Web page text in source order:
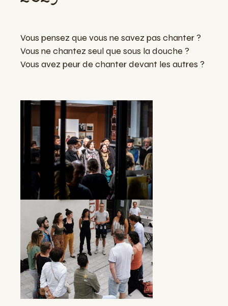
Vous pensez que vous ne savez pas chanter ?
Vous ne chantez seul que sous la douche ?
Vous avez peur de chanter devant les autres ?